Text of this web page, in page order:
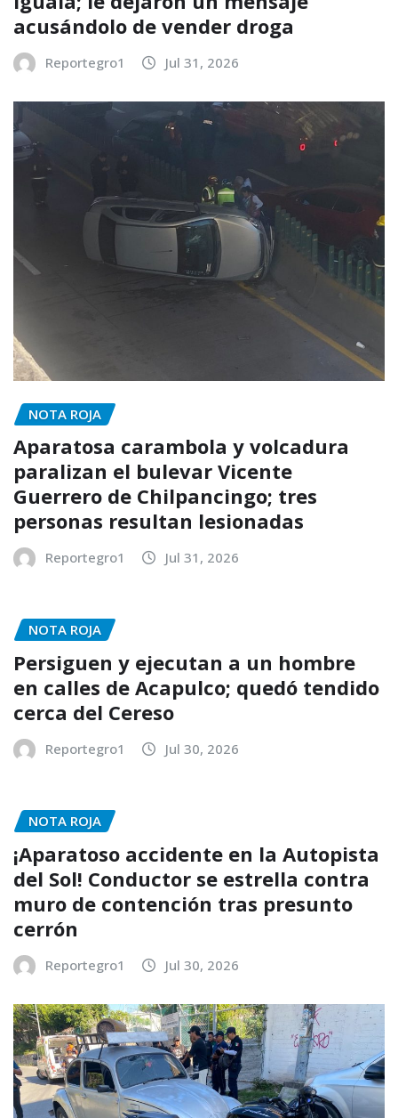
acusándolo de vender droga
Reportegro1 Jul 31, 2026
NOTA ROJA
Aparatosa carambola y volcadura
paralizan el bulevar Vicente
Guerrero de Chilpancingo; tres
personas resultan lesionadas
Reportegro1 Jul 31, 2026
NOTA ROJA
Persiguen y ejecutan a un hombre
en calles de Acapulco; quedó tendido
cerca del Cereso
Reportegro1 Jul 30, 2026
NOTA ROJA
¡Aparatoso accidente en la Autopista
del Sol! Conductor se estrella contra
muro de contención tras presunto
cerrón
Reportegro1 Jul 30, 2026